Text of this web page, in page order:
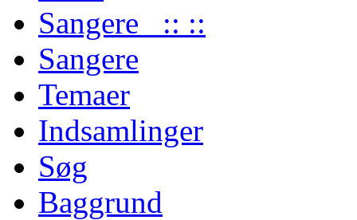
Sangere :: ::
Sangere
Temaer
Indsamlinger
Søg
Baggrund